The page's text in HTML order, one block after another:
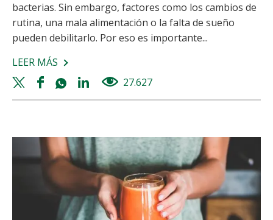
bacterias. Sin embargo, factores como los cambios de
rutina, una mala alimentación o la falta de sueño
pueden debilitarlo. Por eso es importante...
LEER MÁS SOBRE
SISTEMA
INMUNE:
Y
CÓMO
REFORZARLO
EN
NIÑOS
Twitter
share
Facebook
share
Whatsapp
share
Linkedin
share
27.627